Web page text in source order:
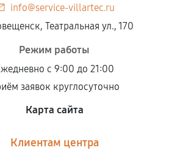
info@service-villartec.ru
Театральная ул., 170
Режим работы
с 9:00 до 21:00
заявок круглосуточно
Карта сайта
Клиентам центра